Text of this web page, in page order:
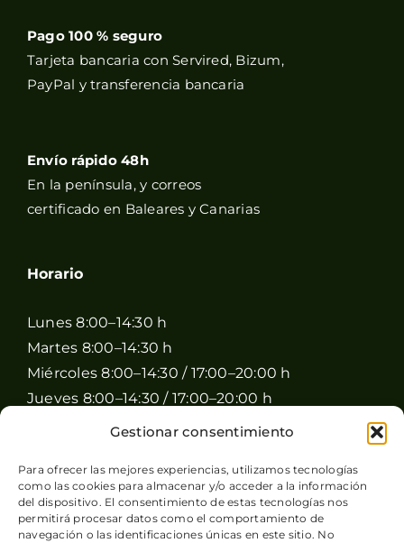
Gestionar consentimiento
Para ofrecer las mejores experiencias, utilizamos tecnologías
como las cookies para almacenar y/o acceder a la información
del dispositivo. El consentimiento de estas tecnologías nos
permitirá procesar datos como el comportamiento de
navegación o las identificaciones únicas en este sitio. No
Pago 100 % seguro
Tarjeta bancaria con Servired, Bizum,
PayPal y transferencia bancaria
Envío rápido 48h
En la península, y correos
certificado en Baleares y Canarias
Horario
Lunes 8:00–14:30 h
Martes 8:00–14:30 h
Miércoles 8:00–14:30 / 17:00–20:00 h
Jueves 8:00–14:30 / 17:00–20:00 h
Viernes 8:00–14:30 / 17:00–20:00 h
Domingo Cerrado